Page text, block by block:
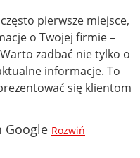
pierwsze miejsce,
o Twojej firmie –
Warto zadbać nie tylko o
informacje. To
się klientom
Google Rozwiń